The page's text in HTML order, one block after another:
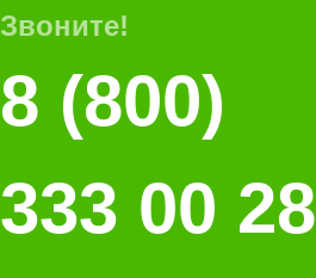
Звоните!
8 (800)
333 00 28